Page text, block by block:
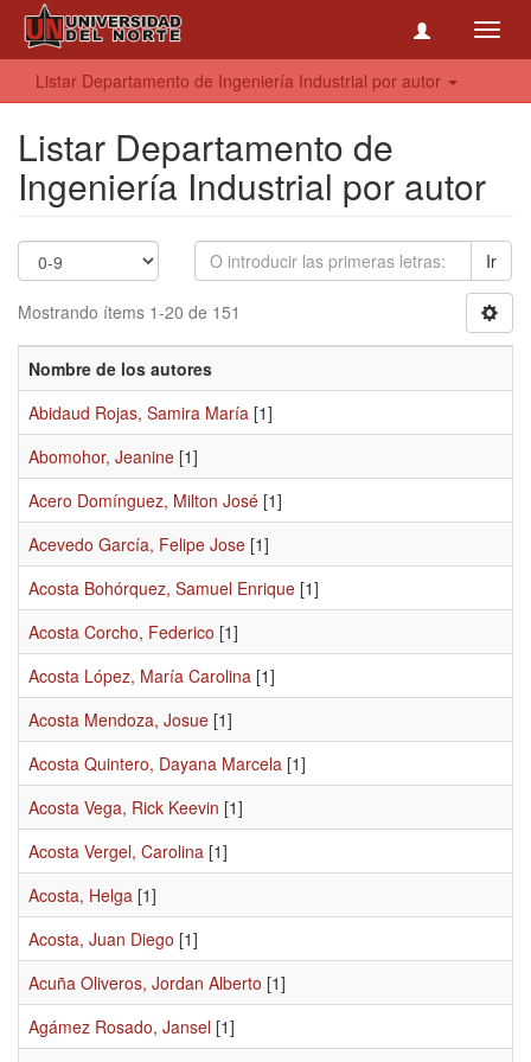
Listar Departamento de Ingeniería Industrial por autor
Listar Departamento de
Ingeniería Industrial por autor
Ir
Mostrando ítems 1-20 de 151
Nombre de los autores
Abidaud Rojas, Samira María [1]
Abomohor, Jeanine [1]
Acero Domínguez, Milton José [1]
Acevedo García, Felipe Jose [1]
Acosta Bohórquez, Samuel Enrique [1]
Acosta Corcho, Federico [1]
Acosta López, María Carolina [1]
Acosta Mendoza, Josue [1]
Acosta Quintero, Dayana Marcela [1]
Acosta Vega, Rick Keevin [1]
Acosta Vergel, Carolina [1]
Acosta, Helga [1]
Acosta, Juan Diego [1]
Acuña Oliveros, Jordan Alberto [1]
Agámez Rosado, Jansel [1]